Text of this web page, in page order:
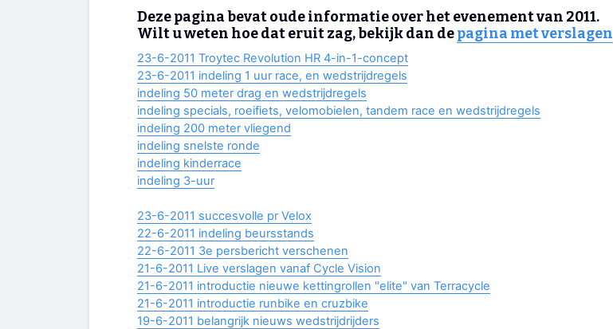
Deze pagina bevat oude informatie over het evenement van 2011.
Wilt u weten hoe dat eruit zag, bekijk dan depagina met verslagen
23-6-2011 Troytec Revolution HR 4-in-1-concept
23-6-2011 indeling 1 uur race, en wedstrijdregels
indeling 50 meter drag en wedstrijdregels
indeling specials, roeifiets, velomobielen, tandem race en wedstrijdregels
indeling 200 meter vliegend
indeling snelste ronde
indeling kinderrace
indeling 3-uur
23-6-2011 succesvolle pr Velox
22-6-2011 indeling beursstands
22-6-2011 3e persbericht verschenen
21-6-2011 Live verslagen vanaf Cycle Vision
21-6-2011 introductie nieuwe kettingrollen "elite" van Terracycle
21-6-2011 introductie runbike en cruzbike
19-6-2011 belangrijk nieuws wedstrijdrijders